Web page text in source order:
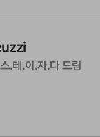
스.테.이.자.다 드림